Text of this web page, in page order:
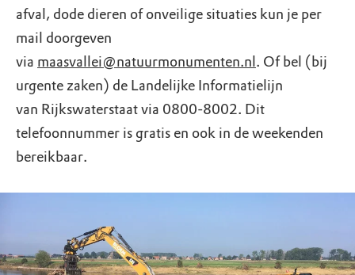
afval, dode dieren of onveilige situaties kun je per
mail doorgeven
via maasvallei@natuurmonumenten.nl . Of bel (bij
urgente zaken) de Landelijke Informatielijn
van Rijkswaterstaat via 0800-8002. Dit
telefoonnummer is gratis en ook in de weekenden
bereikbaar.